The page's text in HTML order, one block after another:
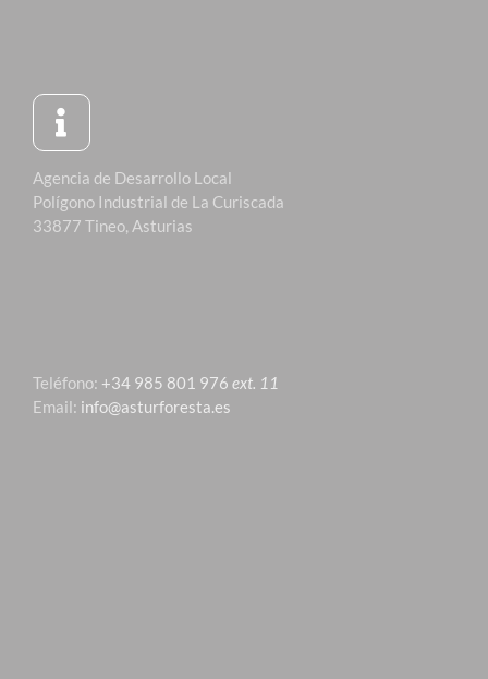
Agencia de Desarrollo Local
Polígono Industrial de La Curiscada
33877 Tineo, Asturias
Teléfono: +34 985 801 976 ext. 11
Email: info@asturforesta.es